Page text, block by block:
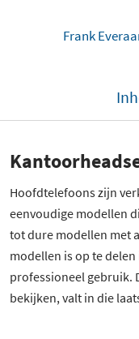
Frank
Hoofdtelefoons zijn
eenvoudige modellen
tot dure modellen met
modellen is op te
professioneel gebruik.
bekijken, valt in die